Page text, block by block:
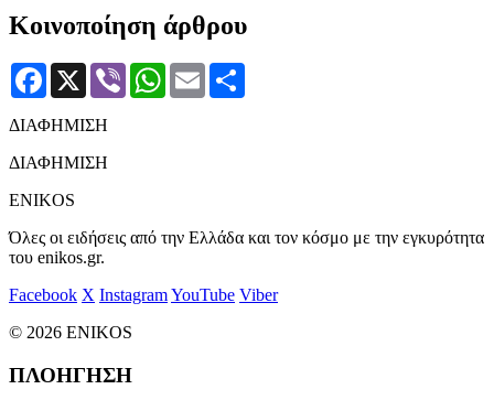
Κοινοποίηση άρθρου
Facebook
X Viber WhatsApp
Email
ΔΙΑΦΗΜΙΣΗ
ΔΙΑΦΗΜΙΣΗ
ENIKOS
Όλες οι ειδήσεις από την Ελλάδα και τον κόσμο με την εγκυρότητα
του enikos.gr.
Facebook X InstagramYouTube Viber
© 2026 ENIKOS
ΠΛΟΗΓΗΣΗ